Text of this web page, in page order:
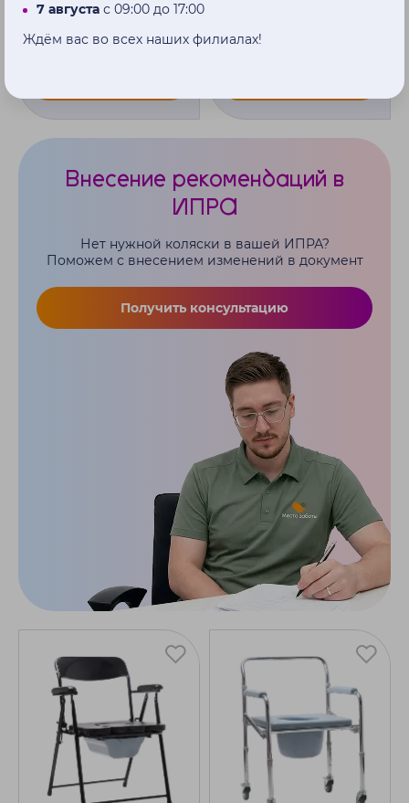
Внесение рекомендаций в
ИПРА
Нет нужной коляски в вашей ИПРА?
Поможем с внесением изменений в документ
Получить консультацию
7 августа с 09:00 до 17:00
Ждём вас во всех наших филиалах!